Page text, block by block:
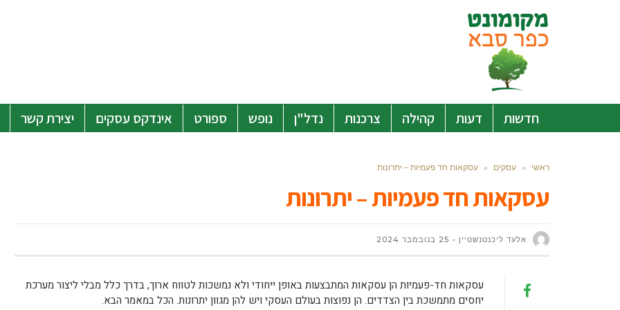
חדשות דעות קהילה צרכנות נדל"ן נופש ספורט אינדקס עסקים יצירת קשר
ראשי » עסקים » עסקאות חד פעמיות – יתרונות
עסקאות חד פעמיות – יתרונות
אלעד ליכנטנשטיין 25 בנובמבר 2024
עסקאות חד-פעמיות הן עסקאות המתבצעות באופן ייחודי ולא נמשכות לטווח ארוך, בדרך כלל מבלי ליצור מערכת
יחסים מתמשכת בין הצדדים. הן נפוצות בעולם העסקי ויש להן מגוון יתרונות. הכל במאמר הבא.